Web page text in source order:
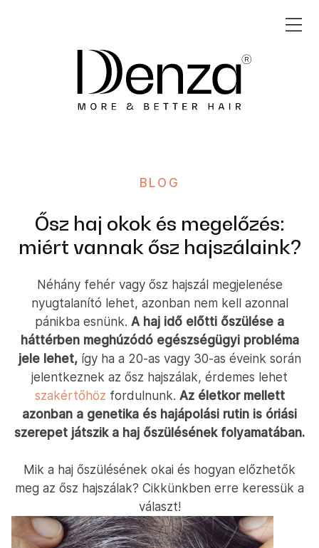
BLOG
Ősz haj okok és megelőzés:
miért vannak ősz hajszálaink?
Néhány fehér vagy ősz hajszál megjelenése
nyugtalanító lehet, azonban nem kell azonnal
pánikba esnünk. A haj idő előtti őszülése a
háttérben meghúzódó egészségügyi probléma
jele lehet, így ha a 20-as vagy 30-as éveink során
jelentkeznek az ősz hajszálak, érdemes lehet
szakértőhöz fordulnunk. Az életkor mellett
azonban a genetika és hajápolási rutin is óriási
szerepet játszik a haj őszülésének folyamatában.
Mik a haj őszülésének okai és hogyan előzhetők
meg az ősz hajszálak? Cikkünkben erre keressük a
választ!